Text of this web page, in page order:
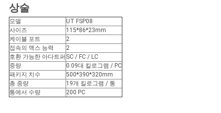
상술
모델
UT FSP08
사이즈
115*86*23mm
케이블 포트
2
접속의 맥스 능력
2
호환 가능한 아다트퍼 SC / FC / LC
중량
0.09대 킬로그램 / PC
패키지 치수
500*390*320mm
총 중량
19개 킬로그램 / 통
통에서 수량
200 PC